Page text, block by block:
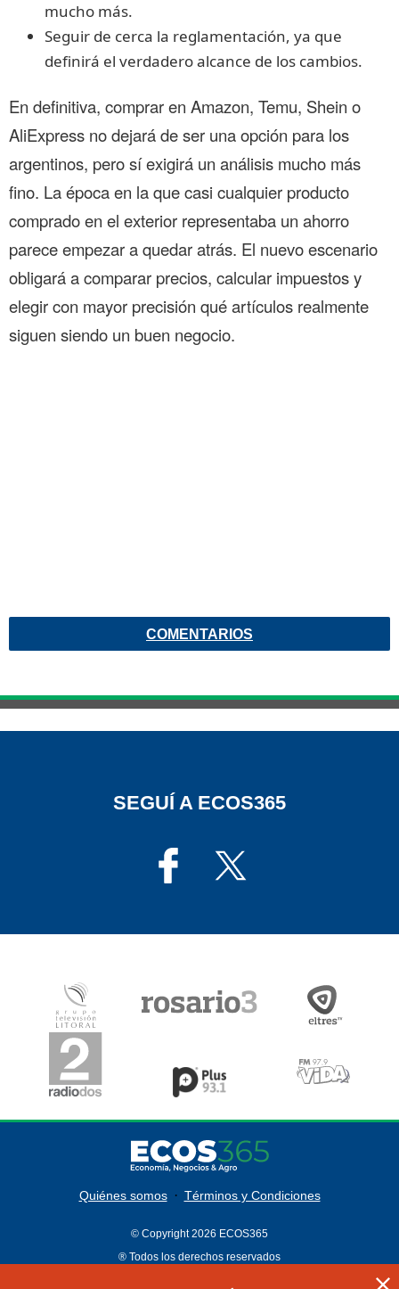
mucho más.
Seguir de cerca la reglamentación, ya que
definirá el verdadero alcance de los cambios.
En definitiva, comprar en Amazon, Temu, Shein o
AliExpress no dejará de ser una opción para los
argentinos, pero sí exigirá un análisis mucho más
fino. La época en la que casi cualquier producto
comprado en el exterior representaba un ahorro
parece empezar a quedar atrás. El nuevo escenario
obligará a comparar precios, calcular impuestos y
elegir con mayor precisión qué artículos realmente
siguen siendo un buen negocio.
COMENTARIOS
SEGUÍ A ECOS365
Quiénes somos · Términos y Condiciones
© Copyright 2026 ECOS365
® Todos los derechos reservados